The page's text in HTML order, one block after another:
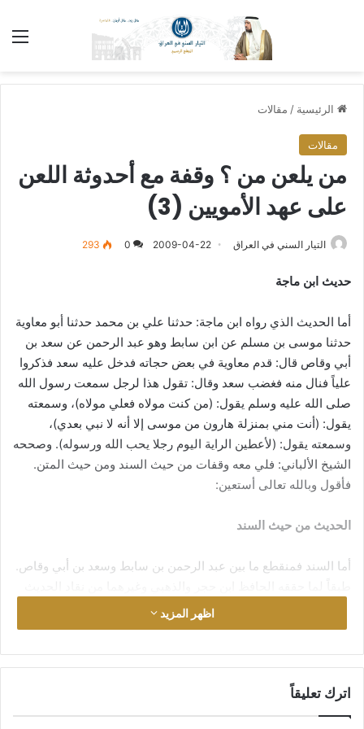
الرئيسية / مقالات
مقالات
من يلعن من ؟ وقفة مع أحدوثة اللعن
على عهد الأمويين (3)
التيار السني في العراق 2009-04-22
0
293
حديث ابن ماجة
أما الحديث الذي رواه ابن ماجة: حدثنا علي بن محمد حدثنا أبو معاوية
حدثنا موسى بن مسلم عن ابن سابط وهو عبد الرحمن عن سعد بن
أبي وقاص قال: قدم معاوية في بعض حجاته فدخل عليه سعد فذكروا
علياً فنال منه فغضب سعد وقال: تقول هذا لرجل سمعت رسول الله
صلى الله عليه وسلم يقول: (من كنت مولاه فعلي مولاه)، وسمعته
يقول: (أنت مني بمنزلة هارون من موسى إلا أنه لا نبي بعدي)،
وسمعته يقول: (لأعطين الراية اليوم رجلا يحب الله ورسوله). وصححه
الشيخ الألباني: فلي معه وقفات من حيث السند ومن حيث المتن.
فأقول وبالله تعالى أستعين:
الحديث من حيث السند
أما السند فمنقطع ما بين عبد الرحمن بن سابط وسعد بن أبي وقاص.
من أن ابن سابط لم يسمع من سعد. والمنقطع من أقسام الضعيف
فلا تقوم به حجة. أما تصحيح الشيخ الألباني فقد حمل على محملين:
الوقوع في الخطأ. وإما أنه قصد صحة ما جاء فيه من فضائل علي
التي ذكرت في الحديث.
اظهر المزيد
اترك تعليقاً